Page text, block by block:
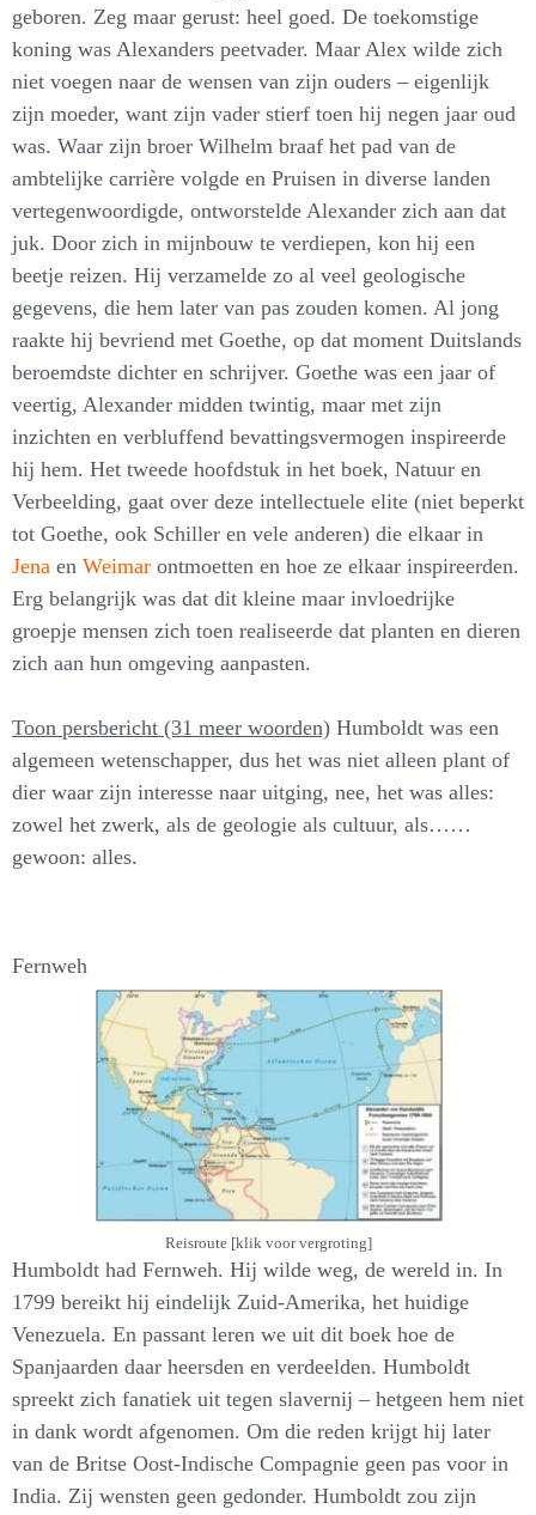
geboren. Zeg maar gerust: heel goed. De toekomstige
koning was Alexanders peetvader. Maar Alex wilde zich
niet voegen naar de wensen van zijn ouders – eigenlijk
zijn moeder, want zijn vader stierf toen hij negen jaar oud
was. Waar zijn broer Wilhelm braaf het pad van de
ambtelijke carrière volgde en Pruisen in diverse landen
vertegenwoordigde, ontworstelde Alexander zich aan dat
juk. Door zich in mijnbouw te verdiepen, kon hij een
beetje reizen. Hij verzamelde zo al veel geologische
gegevens, die hem later van pas zouden komen. Al jong
raakte hij bevriend met Goethe, op dat moment Duitslands
beroemdste dichter en schrijver. Goethe was een jaar of
veertig, Alexander midden twintig, maar met zijn
inzichten en verbluffend bevattingsvermogen inspireerde
hij hem. Het tweede hoofdstuk in het boek, Natuur en
Verbeelding, gaat over deze intellectuele elite (niet beperkt
tot Goethe, ook Schiller en vele anderen) die elkaar in
Jena en Weimar ontmoetten en hoe ze elkaar inspireerden.
Erg belangrijk was dat dit kleine maar invloedrijke
groepje mensen zich toen realiseerde dat planten en dieren
zich aan hun omgeving aanpasten.
Toon persbericht (31 meer woorden) Humboldt was een
algemeen wetenschapper, dus het was niet alleen plant of
dier waar zijn interesse naar uitging, nee, het was alles:
zowel het zwerk, als de geologie als cultuur, als……
gewoon: alles.
Fernweh
Reisroute [klik voor vergroting]
Humboldt had Fernweh. Hij wilde weg, de wereld in. In
1799 bereikt hij eindelijk Zuid-Amerika, het huidige
Venezuela. En passant leren we uit dit boek hoe de
Spanjaarden daar heersden en verdeelden. Humboldt
spreekt zich fanatiek uit tegen slavernij – hetgeen hem niet
in dank wordt afgenomen. Om die reden krijgt hij later
van de Britse Oost-Indische Compagnie geen pas voor in
India. Zij wensten geen gedonder. Humboldt zou zijn